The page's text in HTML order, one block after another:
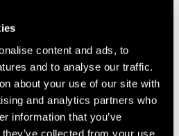
content and ads, to
and to analyse our traffic.
about your use of our site with
and analytics partners who
information that you’ve
collected from your use
Doen-denken?
is gebaseerd op het idee dat
doorwerken in alles wat
komt voort uit...